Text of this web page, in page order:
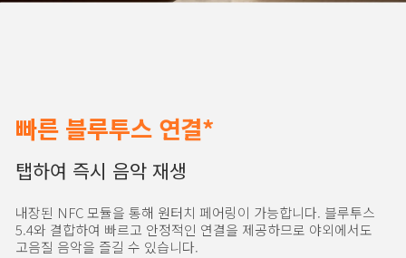
빠른 블루투스 연결*
탭하여 즉시 음악 재생
내장된 NFC 모듈을 통해 원터치 페어링이 가능합니다. 블루투스
5.4와 결합하여 빠르고 안정적인 연결을 제공하므로 야외에서도
고음질 음악을 즐길 수 있습니다.